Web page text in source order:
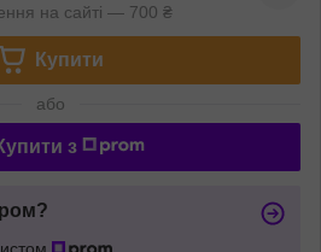
на сайті — 700 ₴
Купити
або
з